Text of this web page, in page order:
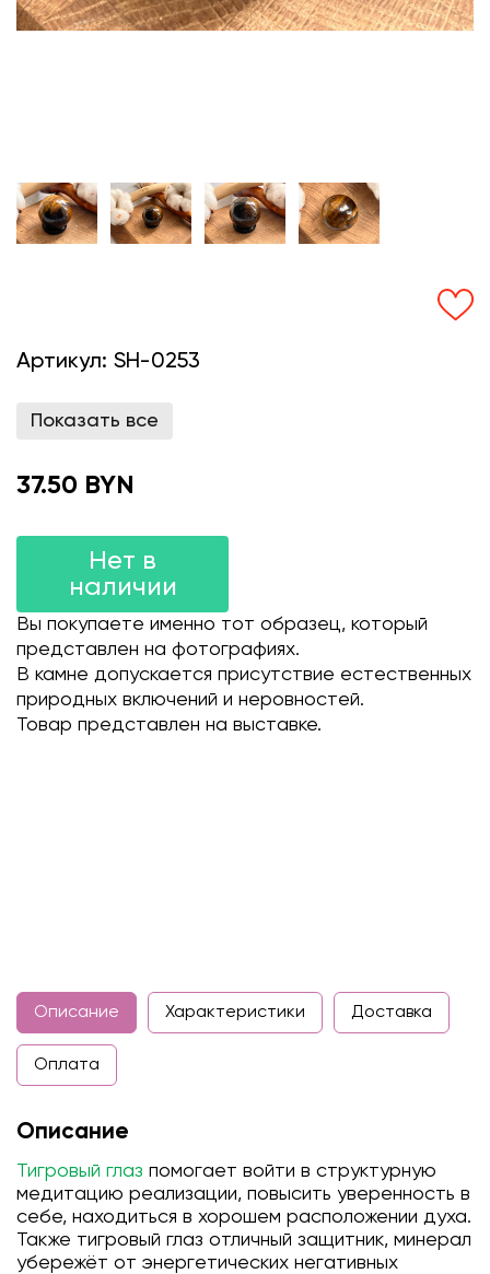
Артикул: SH-0253
Показать все
37.50 BYN
Нет в
наличии
Вы покупаете именно тот образец, который
представлен на фотографиях.
В камне допускается присутствие естественных
природных включений и неровностей.
Товар представлен на выставке.
Описание Характеристики Доставка
Оплата
Описание
Тигровый глаз помогает войти в структурную
медитацию реализации, повысить уверенность в
себе, находиться в хорошем расположении духа.
Также тигровый глаз отличный защитник, минерал
убережёт от энергетических негативных